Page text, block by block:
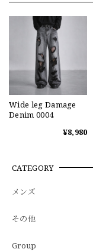
Wide leg Damage
Denim 0004
¥8,980
CATEGORY
メンズ
その他
Group